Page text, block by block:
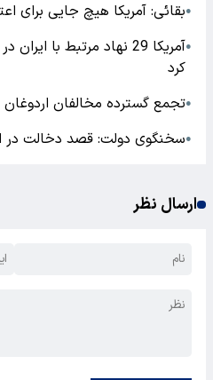
●بقائی: آمریکا هیچ جایی برای
●
آمریکا 29 نهاد مرتبط با
کرد
●تجمع گسترده مخالفان اردوغان
●سخنگوی دولت: قصد دخالت در
ارسال نظر